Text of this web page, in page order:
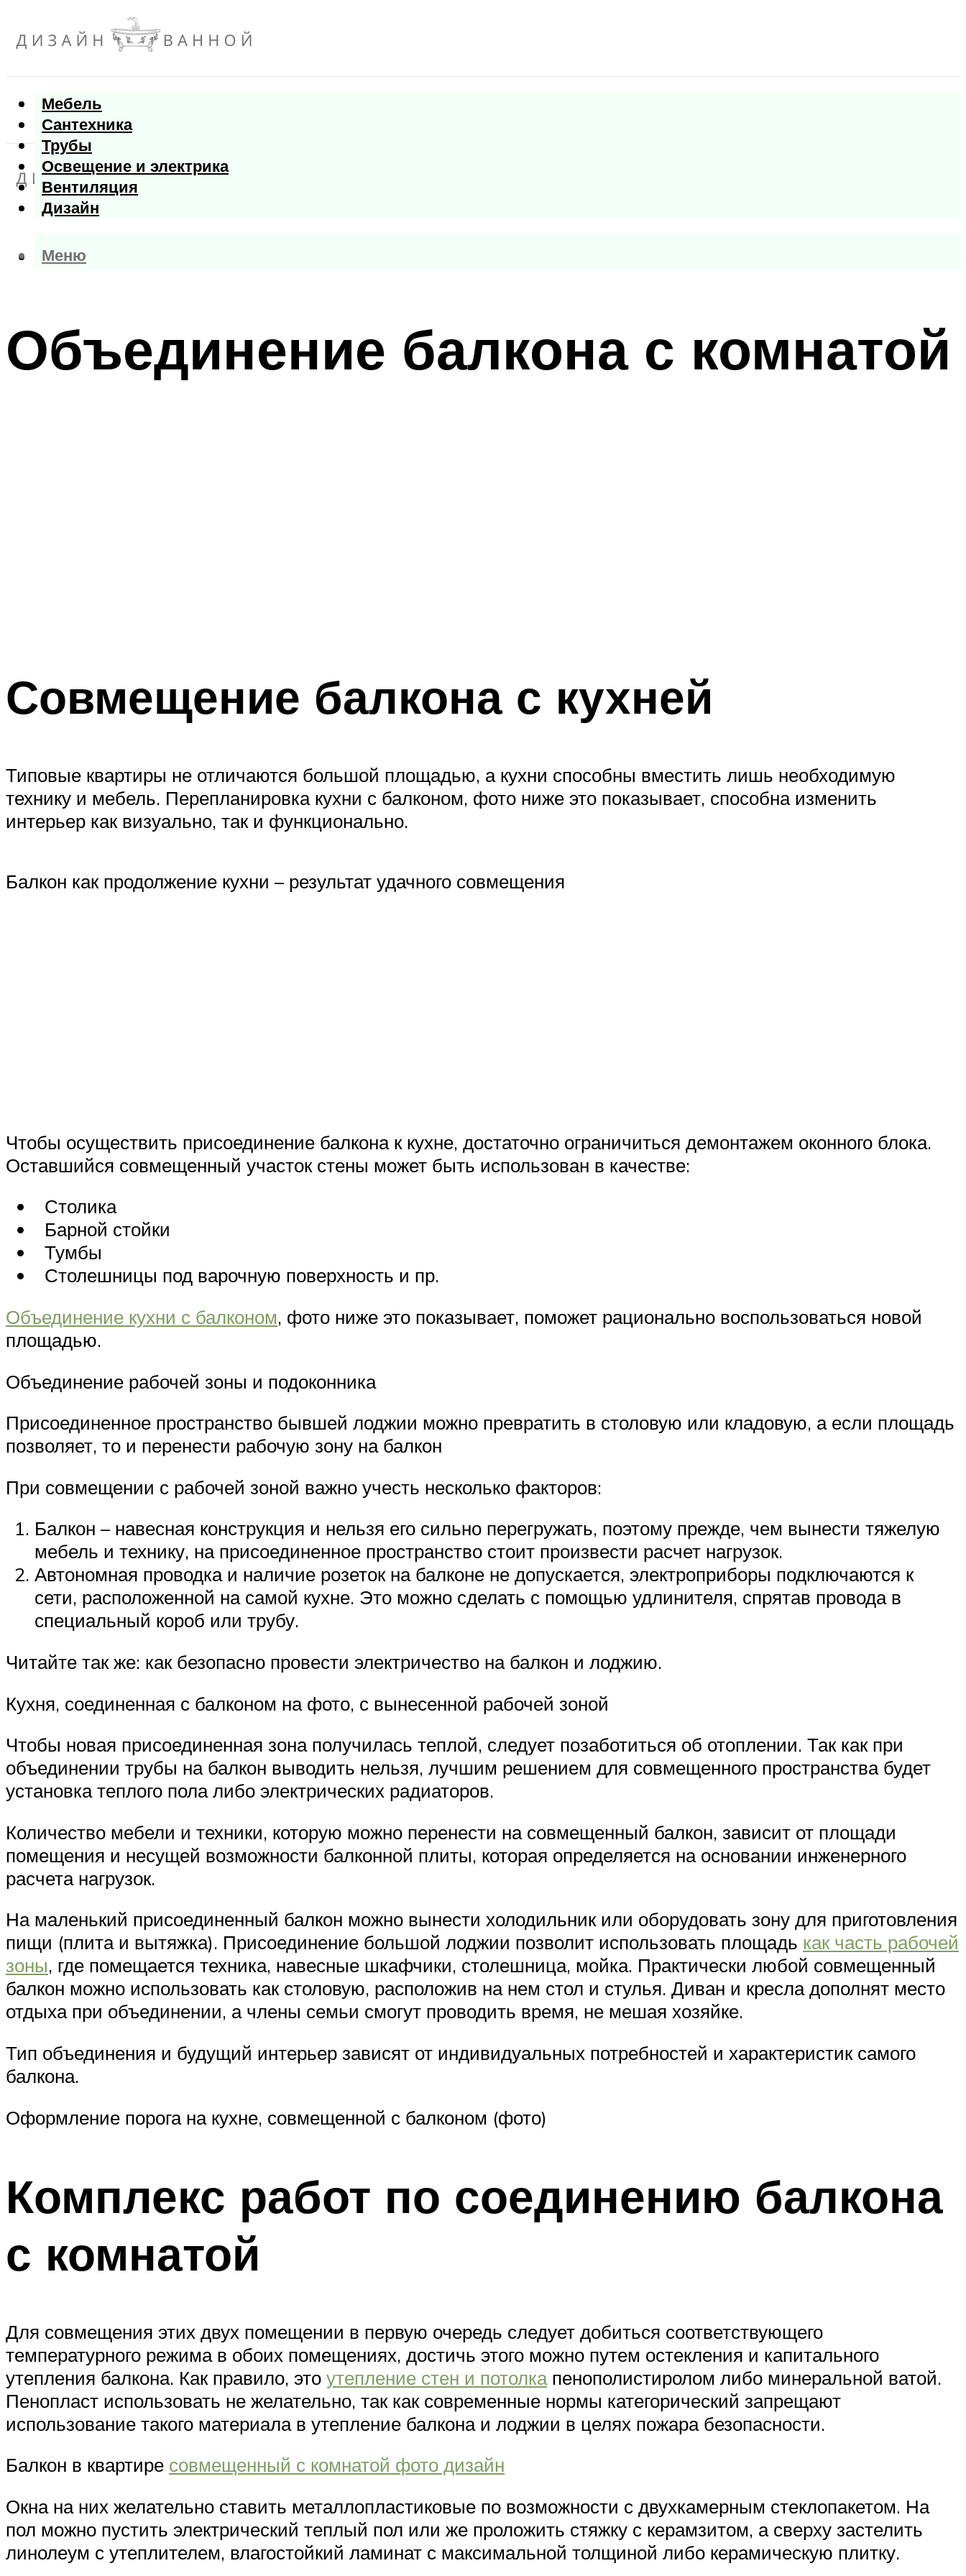
Мебель
Сантехника
Трубы
Освещение и электрика
Вентиляция
Дизайн
Меню
Меню
Объединение балкона с комнатой
Совмещение балкона с кухней
Типовые квартиры не отличаются большой площадью, а кухни способны вместить лишь необходимую
технику и мебель. Перепланировка кухни с балконом, фото ниже это показывает, способна изменить
интерьер как визуально, так и функционально.
Балкон как продолжение кухни – результат удачного совмещения
Чтобы осуществить присоединение балкона к кухне, достаточно ограничиться демонтажем оконного блока.
Оставшийся совмещенный участок стены может быть использован в качестве:
Столика
Барной стойки
Тумбы
Столешницы под варочную поверхность и пр.
Объединение кухни с балконом, фото ниже это показывает, поможет рационально воспользоваться новой
площадью.
Объединение рабочей зоны и подоконника
Присоединенное пространство бывшей лоджии можно превратить в столовую или кладовую, а если площадь
позволяет, то и перенести рабочую зону на балкон
При совмещении с рабочей зоной важно учесть несколько факторов:
Балкон – навесная конструкция и нельзя его сильно перегружать, поэтому прежде, чем вынести тяжелую
мебель и технику, на присоединенное пространство стоит произвести расчет нагрузок.
Автономная проводка и наличие розеток на балконе не допускается, электроприборы подключаются к
сети, расположенной на самой кухне. Это можно сделать с помощью удлинителя, спрятав провода в
специальный короб или трубу.
Читайте так же: как безопасно провести электричество на балкон и лоджию.
Кухня, соединенная с балконом на фото, с вынесенной рабочей зоной
Чтобы новая присоединенная зона получилась теплой, следует позаботиться об отоплении. Так как при
объединении трубы на балкон выводить нельзя, лучшим решением для совмещенного пространства будет
установка теплого пола либо электрических радиаторов.
Количество мебели и техники, которую можно перенести на совмещенный балкон, зависит от площади
помещения и несущей возможности балконной плиты, которая определяется на основании инженерного
расчета нагрузок.
На маленький присоединенный балкон можно вынести холодильник или оборудовать зону для приготовления
пищи (плита и вытяжка). Присоединение большой лоджии позволит использовать площадь как часть рабочей
зоны, где помещается техника, навесные шкафчики, столешница, мойка. Практически любой совмещенный
балкон можно использовать как столовую, расположив на нем стол и стулья. Диван и кресла дополнят место
отдыха при объединении, а члены семьи смогут проводить время, не мешая хозяйке.
Тип объединения и будущий интерьер зависят от индивидуальных потребностей и характеристик самого
балкона.
Оформление порога на кухне, совмещенной с балконом (фото)
Комплекс работ по соединению балкона
с комнатой
Для совмещения этих двух помещении в первую очередь следует добиться соответствующего
температурного режима в обоих помещениях, достичь этого можно путем остекления и капитального
утепления балкона. Как правило, это утепление стен и потолкапенополистиролом либо минеральной ватой.
Пенопласт использовать не желательно, так как современные нормы категорический запрещают
использование такого материала в утепление балкона и лоджии в целях пожара безопасности.
Балкон в квартире совмещенный с комнатой фото дизайн
Окна на них желательно ставить металлопластиковые по возможности с двухкамерным стеклопакетом. На
пол можно пустить электрический теплый пол или же проложить стяжку с керамзитом, а сверху застелить
линолеум с утеплителем, влагостойкий ламинат с максимальной толщиной либо керамическую плитку.